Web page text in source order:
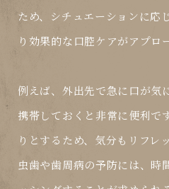
ため、シチュエーションに応
り効果的な口腔ケアがアプロ
例えば、外出先で急に口が気
携帯しておくと非常に便利で
りとするため、気分もリフレ
虫歯や歯周病の予防には、時